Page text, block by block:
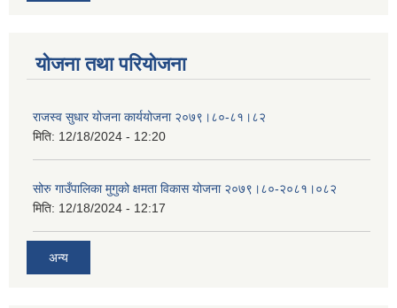
योजना तथा परियोजना
राजस्व सुधार योजना कार्ययोजना २०७९।८०-८१।८२
मिति: 12/18/2024 - 12:20
सोरु गाउँपालिका मुगुको क्षमता विकास योजना २०७९।८०-२०८१।०८२
मिति: 12/18/2024 - 12:17
अन्य